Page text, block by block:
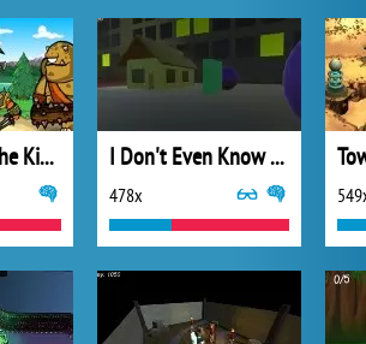
Guardians of the Kingdoms I Don't Even Know How To Call It
478x